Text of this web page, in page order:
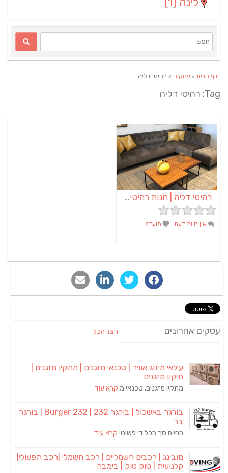
דף הבית>עסקים> רהיטי דליה
Tag: רהיטי דליה
רהיטי דליה | חנות רהיטים באופקים
אין חוות דעת מועדף
אחרונים הצג הכל
עילאי מיזוג אוויר | טכנאי מזגנים | מתקין מזגנים |
תיקון מזגנים
מתקין מזגנים, טכנאי מקרא עוד
בורגר באשכול | בורגר 232 | Burger 232 | בורגר
בר
החיים סך הכל די פשוטיקרא עוד
מובינג | רכבים חשמליים | רכב חשמלי |רכב תפעולי|
קלנועית | טוק טוק | בימבה